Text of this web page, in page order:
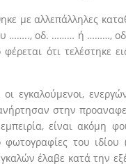
με αλλεπάλληλες
…….., οδ. ……… ή ………,
ότι τελέστηκε
οι εγκαλούμενοι,
στην
είναι
του
έλαβε κατά